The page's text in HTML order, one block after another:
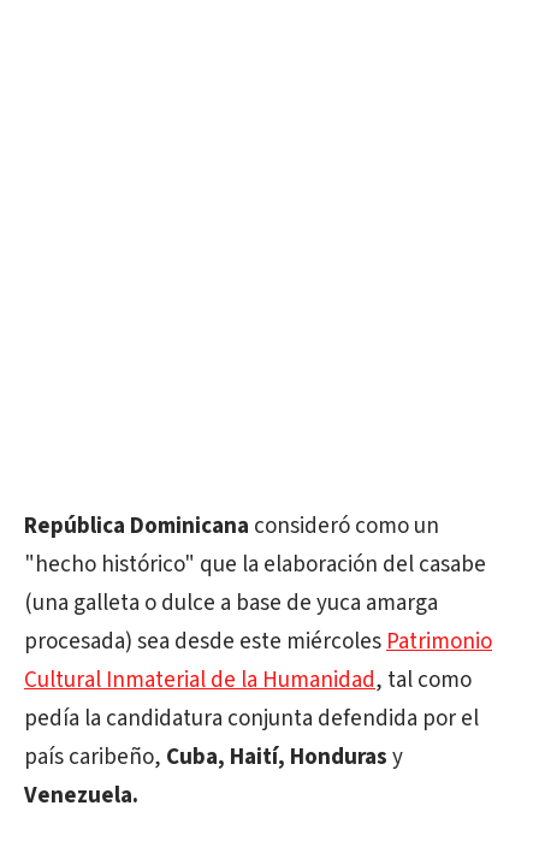
República Dominicana consideró como un
"hecho histórico" que la elaboración del casabe
(una galleta o dulce a base de yuca amarga
procesada) sea desde este miércolesPatrimonio
Cultural Inmaterial de la Humanidad, tal como
pedía la candidatura conjunta defendida por el
país caribeño, Cuba, Haití, Hondurasy
Venezuela.